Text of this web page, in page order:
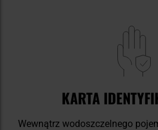
KARTA
Wewnątrz wodoszczelnego